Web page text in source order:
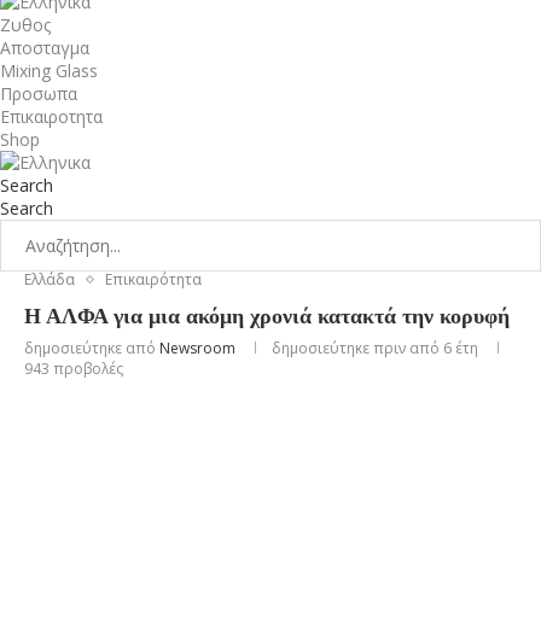
Ζυθος
Αποσταγμα
Mixing Glass
Προσωπα
Επικαιροτητα
Shop
Search
Search
Ελλάδα Επικαιρότητα
Η ΑΛΦΑ για μια ακόμη χρονιά κατακτά την κορυφή
δημοσιεύτηκε από Newsroom
δημοσιεύτηκε πριν από 6 έτη
943 προβολές